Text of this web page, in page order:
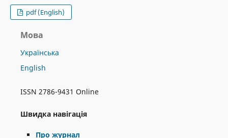
pdf (English)
Мова
Українська
English
ISSN 2786-9431 Online
Швидка навігація
Про журнал